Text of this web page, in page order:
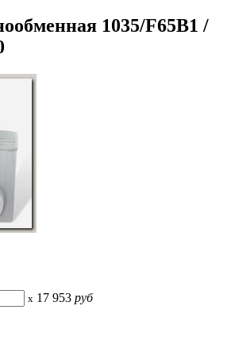
1035/F65B1 /
x 17 953 руб